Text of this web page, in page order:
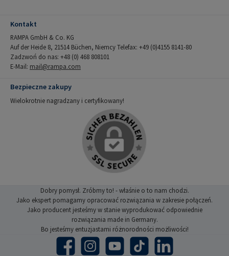
Kontakt
RAMPA GmbH & Co. KG
Auf der Heide 8, 21514 Büchen, Niemcy Telefax: +49 (0)4155 8141-80
Zadzwoń do nas: +48 (0) 468 808101
E-Mail: mail@rampa.com
Bezpieczne zakupy
Wielokrotnie nagradzany i certyfikowany!
Dobry pomysł. Zróbmy to! - właśnie o to nam chodzi.
Jako ekspert pomagamy opracować rozwiązania w zakresie połączeń.
Jako producent jesteśmy w stanie wyprodukować odpowiednie
rozwiązania made in Germany.
Bo jesteśmy entuzjastami różnorodności możliwości!
Facebook Instagram YouTube TikTok LinkedIn